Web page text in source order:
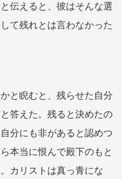
伝えると、彼はそんな選
て残れとは言わなかった
と睨むと、残らせた自分
答えた。残ると決めたの
分にも非があると認めつ
本当に恨んで殿下のもと
カリストは真っ青にな